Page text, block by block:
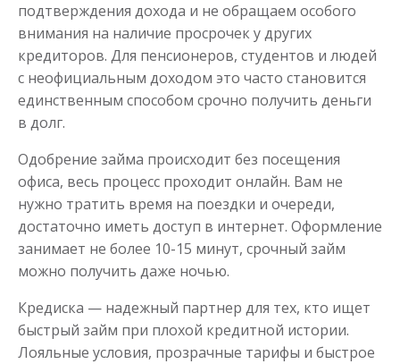
подтверждения дохода и не обращаем особого
внимания на наличие просрочек у других
кредиторов. Для пенсионеров, студентов и людей
с неофициальным доходом это часто становится
единственным способом срочно получить деньги
в долг.
Одобрение займа происходит без посещения
офиса, весь процесс проходит онлайн. Вам не
нужно тратить время на поездки и очереди,
достаточно иметь доступ в интернет. Оформление
занимает не более 10-15 минут, срочный займ
можно получить даже ночью.
Кредиска — надежный партнер для тех, кто ищет
быстрый займ при плохой кредитной истории.
Лояльные условия, прозрачные тарифы и быстрое